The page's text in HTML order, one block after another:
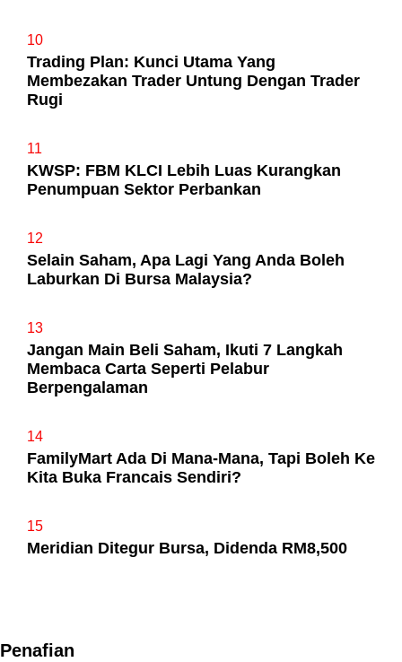
10
Trading Plan: Kunci Utama Yang
Membezakan Trader Untung Dengan Trader
Rugi
11
KWSP: FBM KLCI Lebih Luas Kurangkan
Penumpuan Sektor Perbankan
12
Selain Saham, Apa Lagi Yang Anda Boleh
Laburkan Di Bursa Malaysia?
13
Jangan Main Beli Saham, Ikuti 7 Langkah
Membaca Carta Seperti Pelabur
Berpengalaman
14
FamilyMart Ada Di Mana-Mana, Tapi Boleh Ke
Kita Buka Francais Sendiri?
15
Meridian Ditegur Bursa, Didenda RM8,500
Penafian